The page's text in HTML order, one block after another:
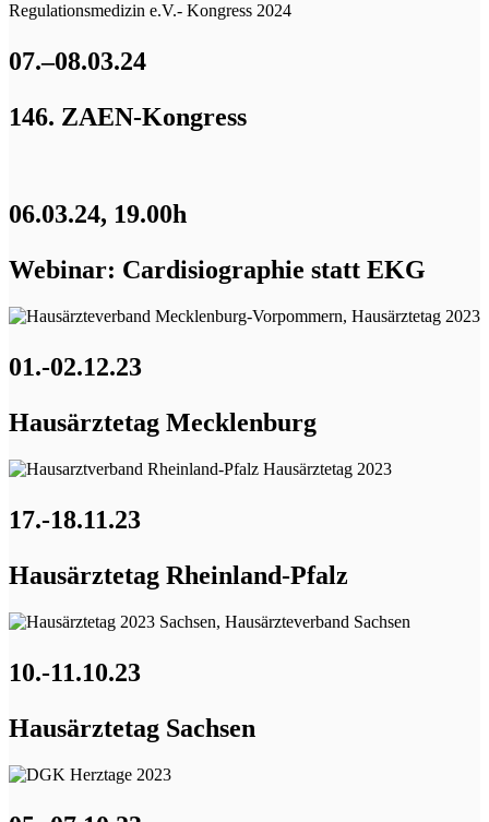
07.–08.03.24
146. ZAEN-Kongress
06.03.24, 19.00h
Webinar: Cardisiographie statt EKG
01.-02.12.23
Hausärztetag Mecklenburg
17.-18.11.23
Hausärztetag Rheinland-Pfalz
10.-11.10.23
Hausärztetag Sachsen